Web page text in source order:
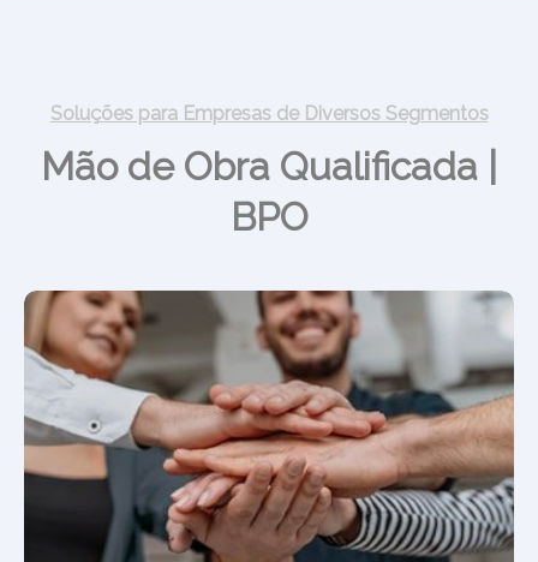
Soluções para Empresas de Diversos Segmentos
Mão de Obra Qualificada |
BPO